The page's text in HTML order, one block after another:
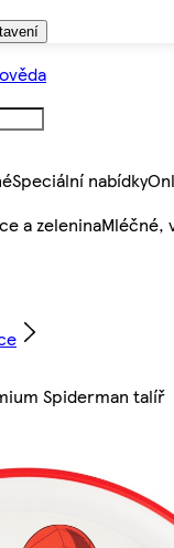
Speciální nabídky
a zeleninaMléčné,
Spiderman talíř